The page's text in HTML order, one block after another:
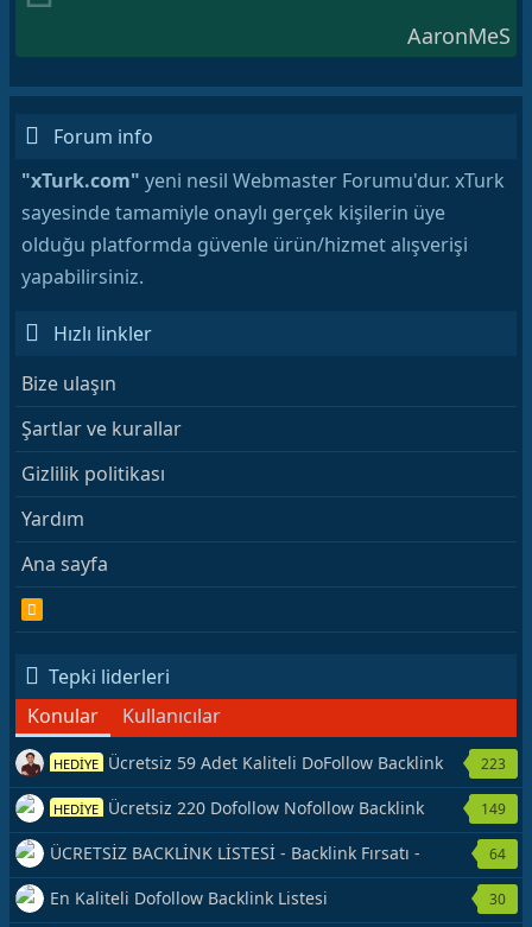
AaronMeS
Forum info
"xTurk.com" yeni nesil Webmaster Forumu'dur. xTurk
sayesinde tamamiyle onaylı gerçek kişilerin üye
olduğu platformda güvenle ürün/hizmet alışverişi
yapabilirsiniz.
Hızlı linkler
Bize ulaşın
Şartlar ve kurallar
Gizlilik politikası
Yardım
Ana sayfa
S
Tepki liderleri
Konular
Kullanıcılar
HEDİYE Ücretsiz 59 Adet Kaliteli DoFollow Backlink
Kaynağı Veriyorum.
223
HEDİYE Ücretsiz 220 Dofollow Nofollow Backlink
Veriyorum
149
ÜCRETSİZ BACKLİNK LİSTESİ - Backlink Fırsatı -
Hemen Yetiş!
64
En Kaliteli Dofollow Backlink Listesi 30